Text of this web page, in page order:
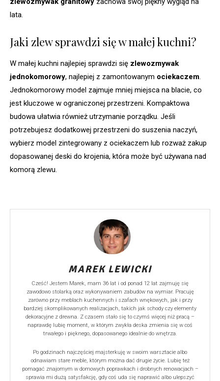
lata.
Jaki zlew sprawdzi się w małej kuchni?
W małej kuchni najlepiej sprawdzi się zlewozmywak
jednokomorowy, najlepiej z zamontowanym ociekaczem.
Jednokomorowy model zajmuje mniej miejsca na blacie, co
jest kluczowe w ograniczonej przestrzeni. Kompaktowa
budowa ułatwia również utrzymanie porządku. Jeśli
potrzebujesz dodatkowej przestrzeni do suszenia naczyń,
wybierz model zintegrowany z ociekaczem lub rozważ zakup
dopasowanej deski do krojenia, która może być używana nad
komorą zlewu.
MAREK LEWICKI
Cześć! Jestem Marek, mam 36 lat i od ponad 12 lat zajmuję się
zawodowo stolarką oraz wykonywaniem zabudów na wymiar. Pracuję
zarówno przy meblach kuchennych i szafach wnękowych, jak i przy
bardziej skomplikowanych realizacjach, takich jak schody czy elementy
dekoracyjne z drewna. Z czasem stało się to czymś więcej niż pracą –
naprawdę lubię moment, w którym zwykła deska zmienia się w coś
trwałego i pięknego, dopasowanego idealnie do wnętrza.
Po godzinach najczęściej majsterkuję w swoim warsztacie albo
odnawiam stare meble, którym można dać drugie życie. Lubię też
pomagać znajomym w domowych poprawkach i drobnych renowacjach –
sprawia mi dużą satysfakcję, gdy coś uda się naprawić albo ulepszyć